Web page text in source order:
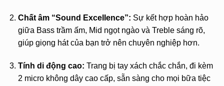
Chất âm “Sound Excellence”: Sự kết hợp hoàn hảo
giữa Bass trầm ấm, Mid ngọt ngào và Treble sáng rõ,
giúp giọng hát của bạn trở nên chuyên nghiệp hơn.
Tính di động cao: Trang bị tay xách chắc chắn, đi kèm
2 micro không dây cao cấp, sẵn sàng cho mọi bữa tiệc